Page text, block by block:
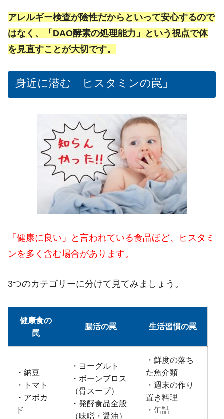
アレルギー検査が陰性だからといって安心するので
はなく、「DAO酵素の処理能力」という視点で体
を見直すことが大切です。
身近に潜む「ヒスタミンの罠」
「健康に良い」と言われている食品ほど、ヒスタミ
ンを多く含む場合があります。
3つのカテゴリーに分けて見てみましょう。
健康食の
罠
腸活の罠 生活習慣の罠
・納豆
・トマト
・アボカ
ド
・ヨーグルト
・ボーンブロス
（骨スープ）
・発酵食品全般
（味噌・醤油）
・鮮度の落ち
た魚介類
・週末の作り
置き料理
・缶詰